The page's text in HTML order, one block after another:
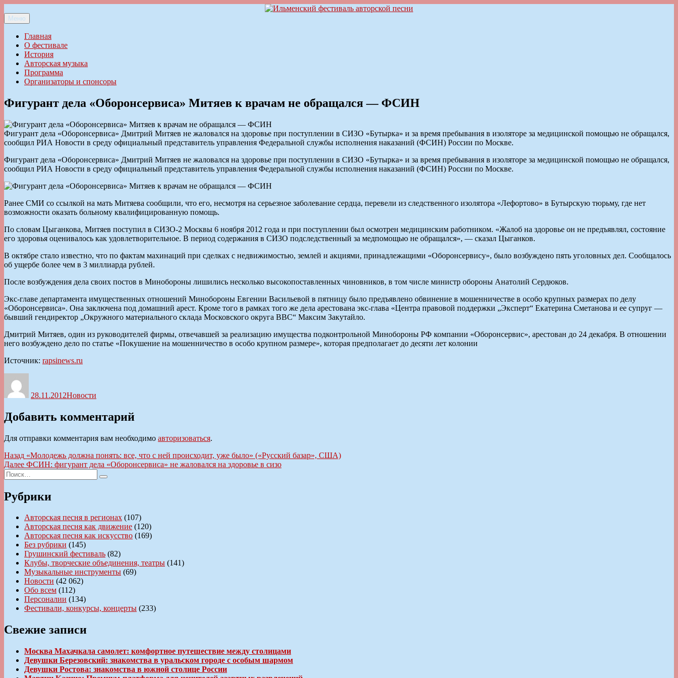
к
содержимому
Ильменский фестиваль авторской песни
Меню
Главная
О фестивале
История
Авторская музыка
Программа
Организаторы и спонсоры
Фигурант дела «Оборонсервиса» Митяев к врачам не обращался — ФСИН
Фигурант дела «Оборонсервиса» Дмитрий Митяев не жаловался на здоровье при поступлении в СИЗО «Бутырка» и за время пребывания в изоляторе за медицинской помощью не обращался,
сообщил РИА Новости в среду официальный представитель управления Федеральной службы исполнения наказаний (ФСИН) России по Москве.
Фигурант дела «Оборонсервиса» Дмитрий Митяев не жаловался на здоровье при поступлении в СИЗО «Бутырка» и за время пребывания в изоляторе за медицинской помощью не обращался,
сообщил РИА Новости в среду официальный представитель управления Федеральной службы исполнения наказаний (ФСИН) России по Москве.
Ранее СМИ со ссылкой на мать Митяева сообщили, что его, несмотря на серьезное заболевание сердца, перевели из следственного изолятора «Лефортово» в Бутырскую тюрьму, где нет
возможности оказать больному квалифицированную помощь.
По словам Цыганкова, Митяев поступил в СИЗО-2 Москвы 6 ноября 2012 года и при поступлении был осмотрен медицинским работником. «Жалоб на здоровье он не предъявлял, состояние
его здоровья оценивалось как удовлетворительное. В период содержания в СИЗО подследственный за медпомощью не обращался», — сказал Цыганков.
В октябре стало известно, что по фактам махинаций при сделках с недвижимостью, землей и акциями, принадлежащими «Оборонсервису», было возбуждено пять уголовных дел. Сообщалось
об ущербе более чем в 3 миллиарда рублей.
После возбуждения дела своих постов в Минобороны лишились несколько высокопоставленных чиновников, в том числе министр обороны Анатолий Сердюков.
Экс-главе департамента имущественных отношений Минобороны Евгении Васильевой в пятницу было предъявлено обвинение в мошенничестве в особо крупных размерах по делу
«Оборонсервиса». Она заключена под домашний арест. Кроме того в рамках того же дела арестована экс-глава «Центра правовой поддержки „Эксперт“ Екатерина Сметанова и ее супруг —
бывший гендиректор „Окружного материального склада Московского округа ВВС“ Максим Закутайло.
Дмитрий Митяев, один из руководителей фирмы, отвечавшей за реализацию имущества подконтрольной Минобороны РФ компании «Оборонсервис», арестован до 24 декабря. В отношении
него возбуждено дело по статье «Покушение на мошенничество в особо крупном размере», которая предполагает до десяти лет колонии
Источник: rapsinews.ru
28.11.2012Новости
Добавить комментарий
Для отправки комментария вам необходимо авторизоваться.
Навигация
по
записям
Назад Предыдущая
запись:
«Молодежь должна понять: все, что с ней происходит, уже было» («Русский базар», США)
Далее Следующая
ФСИН: фигурант дела «Оборонсервиса» не жаловался на здоровье в сизо
Искать:
Поиск
Рубрики
Авторская песня в регионах (107)
Авторская песня как движение (120)
Авторская песня как искусство (169)
Без рубрики (145)
Грушинский фестиваль (82)
Клубы, творческие объединения, театры (141)
Музыкальные инструменты (69)
Новости (42 062)
Обо всем (112)
Персоналии (134)
Фестивали, конкурсы, концерты (233)
Свежие записи
Москва Махачкала самолет: комфортное путешествие между столицами
Девушки Березовский: знакомства в уральском городе с особым шармом
Девушки Ростова: знакомства в южной столице России